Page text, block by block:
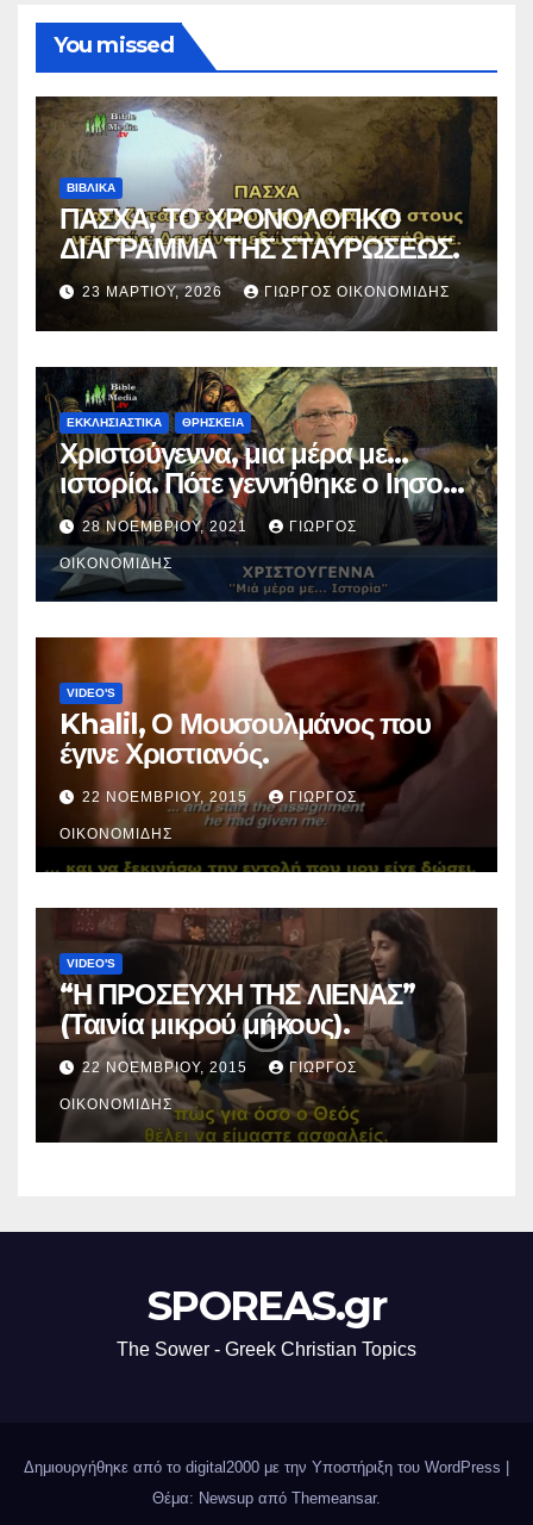
You missed
ΒΙΒΛΙΚΑ
ΠΑΣΧΑ, ΤΟ ΧΡΟΝΟΛΟΓΙΚΟ
ΔΙΑΓΡΑΜΜΑ ΤΗΣ ΣΤΑΥΡΩΣΕΩΣ.
23 ΜΑΡΤΊΟΥ, 2026 ΓΙΏΡΓΟΣ ΟΙΚΟΝΟΜΊΔΗΣ
ΕΚΚΛΗΣΙΑΣΤΙΚΑ ΘΡΗΣΚΕΙΑ
Χριστούγεννα, μια μέρα με…
ιστορία. Πότε γεννήθηκε ο Ιησούς
Χριστός; (Βίντεο).
28 ΝΟΕΜΒΡΊΟΥ, 2021 ΓΙΏΡΓΟΣ
ΟΙΚΟΝΟΜΊΔΗΣ
VIDEO'S
Khalil, Ο Μουσουλμάνος που
έγινε Χριστιανός.
22 ΝΟΕΜΒΡΊΟΥ, 2015 ΓΙΏΡΓΟΣ
ΟΙΚΟΝΟΜΊΔΗΣ
VIDEO'S
“Η ΠΡΟΣΕΥΧΗ ΤΗΣ ΛΙΕΝΑΣ”
(Ταινία μικρού μήκους).
22 ΝΟΕΜΒΡΊΟΥ, 2015 ΓΙΏΡΓΟΣ
ΟΙΚΟΝΟΜΊΔΗΣ
SPOREAS.gr
The Sower - Greek Christian Topics
Δημιουργήθηκε από το digital2000 με την Υποστήριξη του WordPress
Θέμα: Newsup από Themeansar.